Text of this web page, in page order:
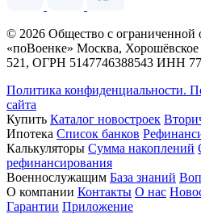
© 2026 Общество с ограниченной
«поВоенке» Москва,
521, ОГРН 5147746388543 ИНН
Политика конфиденциальности.
сайта
Купить Каталог новостроек
Ипотека Список банков
Калькуляторы Сумма накоплений
рефинансирования
Военнослужащим База знаний
О компании Контакты О нас
Гарантии Приложение